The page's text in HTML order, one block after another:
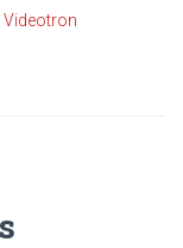
Videotron